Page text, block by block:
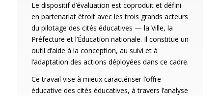
Le dispositif d’évaluation est coproduit et défini
en partenariat étroit avec les trois grands acteurs
du pilotage des cités éducatives — la Ville, la
Préfecture et l’Éducation nationale. Il constitue un
outil d’aide à la conception, au suivi et à
l’adaptation des actions déployées dans ce cadre.
Ce travail vise à mieux caractériser l’offre
éducative des cités éducatives, à travers l’analyse